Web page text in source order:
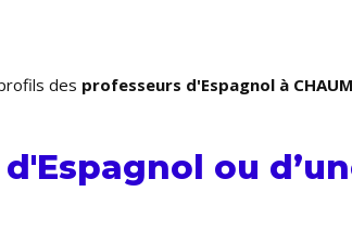
des professeurs d'Espagnol à
ou